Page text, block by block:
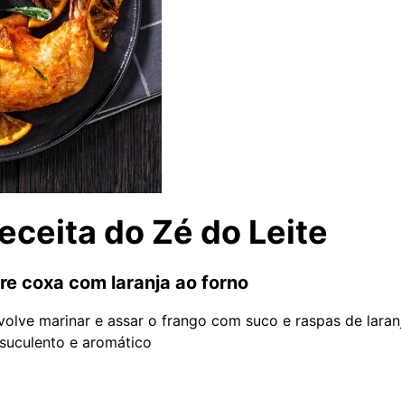
do Zé do Leite
coxa com laranja ao forno
marinar e assar o frango com suco e raspas de
suculento e aromático